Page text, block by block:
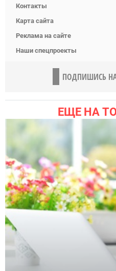
Контакты
Карта сайта
Реклама на сайте
Наши спецпроекты
ПОДПИШИСЬ
ЕЩЕ НА